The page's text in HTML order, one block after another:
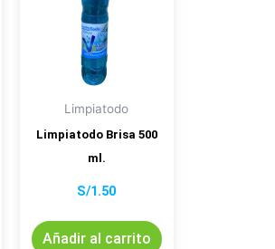
Limpiatodo
Limpiatodo Brisa 500
ml.
S/1.50
Añadir al carrito